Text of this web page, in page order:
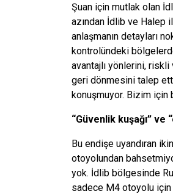
Şuan için mutlak olan
azından İdlib ve Halep
anlaşmanın detayları
kontrolündeki
avantajlı yönlerini, riskli
geri dönmesini talep
konuşmuyor. Bizim için
“Güvenlik kuşağı”
Bu endişe uyandıran
otoyolundan
yok. İdlib bölgesinde
sadece M4 otoyolu için